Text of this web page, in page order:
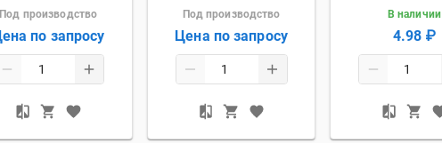
Под производство
по запросу
Под производство
Цена по запросу
В наличии
4.98 ₽